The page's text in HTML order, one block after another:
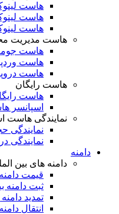
هاست
هاست
هاست
هاست مدیریت
هاست
هاست
هاست
هاست رایگان
هاست
اسپانسر
نمایندگی هاست
نمایندگی
نمایندگی
دامنه
دامنه های بین
قیمت
ثبت دامنه
تمدید
انتقال